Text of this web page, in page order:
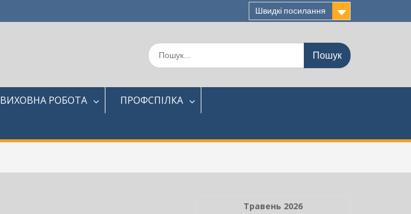
Швидкі посилання
Шукати:
ВИХОВНА РОБОТА
ПРОФСПІЛКА
Травень 2026